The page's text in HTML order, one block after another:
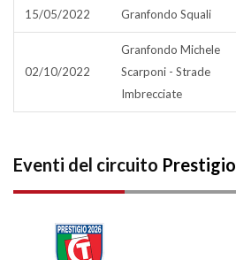
15/05/2022 Granfondo Squali
02/10/2022
Granfondo Michele
Scarponi - Strade
Imbrecciate
Eventi del circuito Prestigio